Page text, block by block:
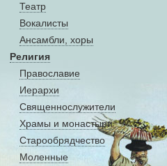
Театр
Вокалисты
Aнсамбли, хоры
Религия
Православие
Иерархи
Священнослужители
Храмы и монастыри
Старообрядчество
Моленные